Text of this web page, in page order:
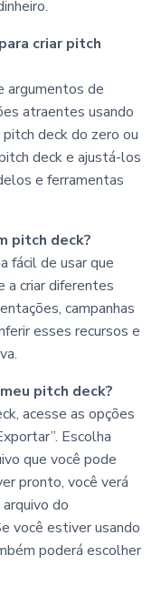
criar pitch
argumentos de
atraentes usando
deck do zero ou
deck e ajustá-los
e ferramentas
pitch deck?
fácil de usar que
a criar diferentes
campanhas
esses recursos e
pitch deck?
acesse as opções
Escolha
que você pode
pronto, você verá
do
você estiver usando
poderá escolher